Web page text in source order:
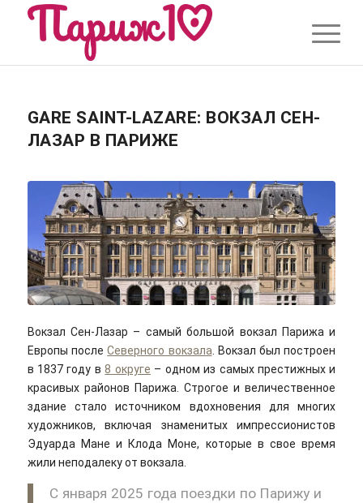
GARE SAINT-LAZARE: ВОКЗАЛ СЕН-
ЛАЗАР В ПАРИЖЕ
Вокзал Сен-Лазар – самый большой вокзал Парижа и
Европы послеСеверного вокзала . Вокзал был построен
в 1837 году в8 округе – одном из самых престижных и
красивых районов Парижа. Строгое и величественное
здание стало источником вдохновения для многих
художников, включая знаменитых импрессионистов
Эдуарда Мане и Клода Моне, которые в свое время
жили неподалеку от вокзала.
С января 2025 года поездки по Парижу и